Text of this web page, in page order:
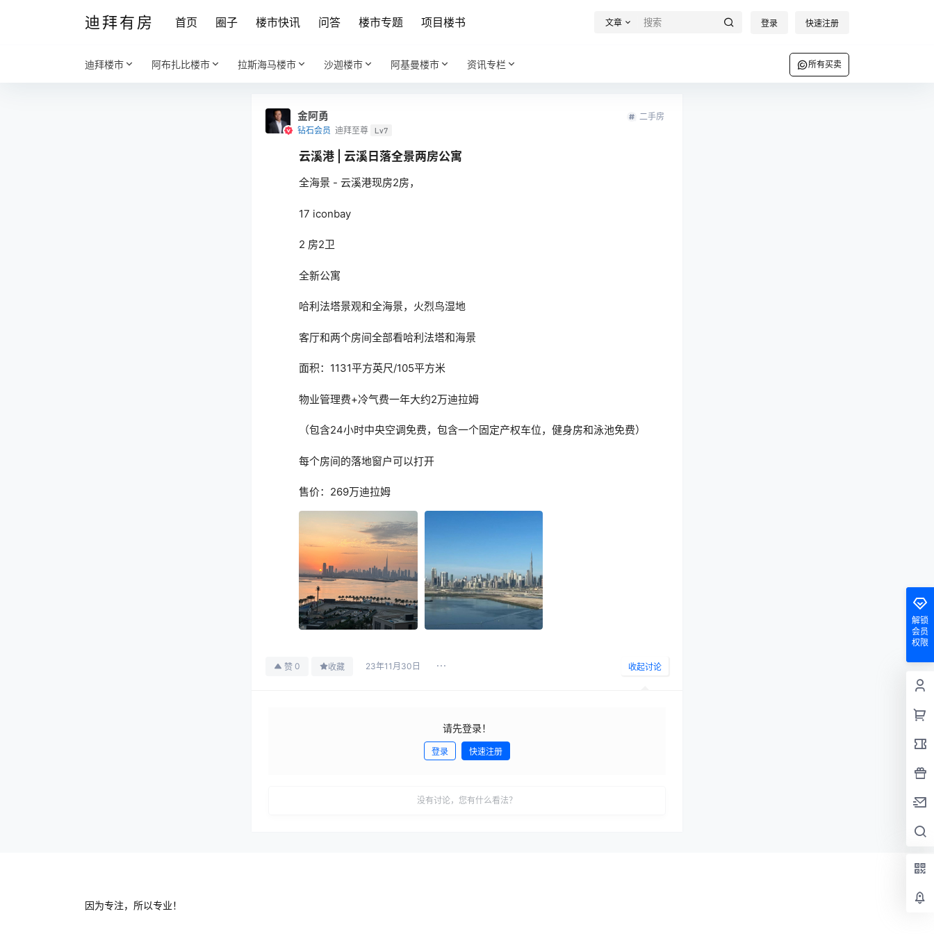
迪拜有房 首页 圈子 楼市快讯 问答 楼市专题 项目楼书 文章 登录 快速注册
迪拜楼市 阿布扎比楼市 拉斯海马楼市 沙迦楼市 阿基曼楼市 资讯专栏 所有买卖
金阿勇
钻石会员 迪拜至尊 Lv7
二手房
云溪港 | 云溪日落全景两房公寓
全海景 - 云溪港现房2房，
17 iconbay
2 房2卫
全新公寓
哈利法塔景观和全海景，火烈鸟湿地
客厅和两个房间全部看哈利法塔和海景
面积：1131平方英尺/105平方米
物业管理费+冷气费一年大约2万迪拉姆
（包含24小时中央空调免费，包含一个固定产权车位，健身房和泳池免费）
每个房间的落地窗户可以打开
售价：269万迪拉姆
赞 0 收藏 23年11月30日 收起讨论
请先登录！
登录 快速注册
没有讨论，您有什么看法？
解锁
会员
权限
因为专注，所以专业！